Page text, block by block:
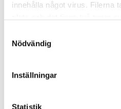
innehålla något virus. Filerna
Den ena typen sparar en fil
dessa används för att
som besökare rör dig på
kunna erbjuda besökaren
funktioner för detta.
Nödvändig
Inställningar
Statistik
- +